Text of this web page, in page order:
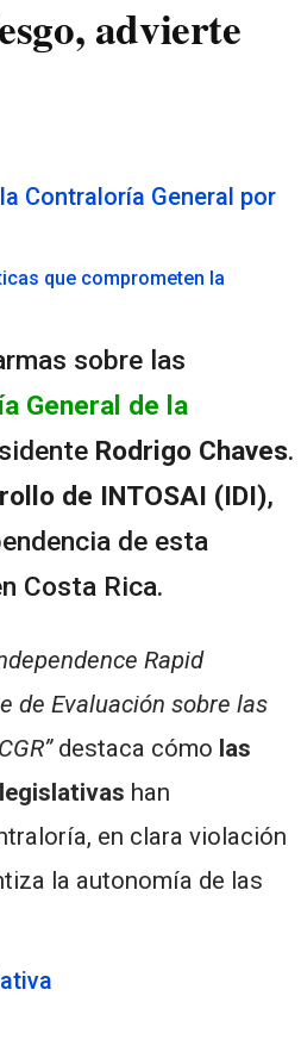
advierte
Contraloría General por
que comprometen la
sobre las
General de la
Rodrigo Chaves.
de INTOSAI (IDI),
de esta
Costa Rica.
Rapid
de Evaluación sobre las
destaca cómo las
han
en clara violación
la autonomía de las